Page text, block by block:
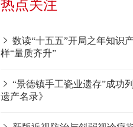
热点关注
数读“十五五”开局之年知识
样“量质齐升”
“景德镇手工瓷业遗存”成功
遗产名录》